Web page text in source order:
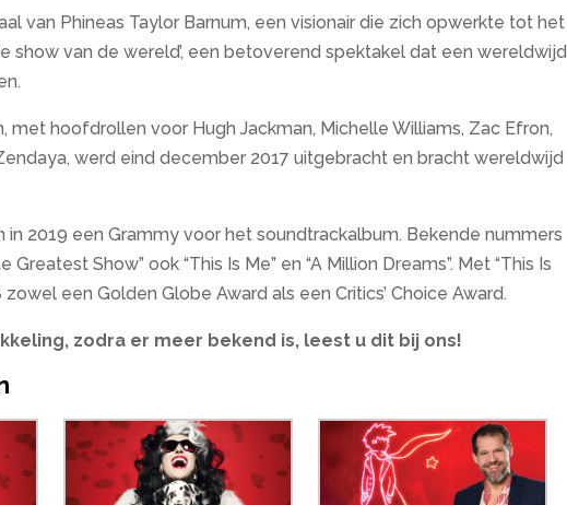
van Phineas Taylor Barnum, een visionair die zich opwerkte tot het
show van de wereld’, een betoverend spektakel dat een wereldwijd
met hoofdrollen voor Hugh Jackman, Michelle Williams, Zac Efron,
werd eind december 2017 uitgebracht en bracht wereldwijd
in 2019 een Grammy voor het soundtrackalbum. Bekende nummers
Greatest Show” ook “This Is Me” en “A Million Dreams”. Met “This Is
een Golden Globe Award als een Critics’ Choice Award.
zodra er meer bekend is, leest u dit bij ons!